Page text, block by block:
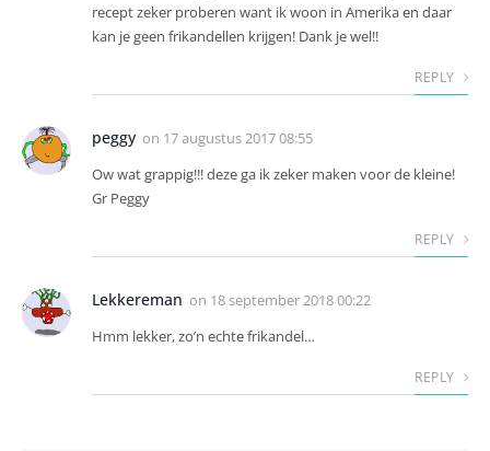
recept zeker proberen want ik woon in Amerika en daar
kan je geen frikandellen krijgen! Dank je wel!!
REPLY
peggy on 17 augustus 2017 08:55
Ow wat grappig!!! deze ga ik zeker maken voor de kleine!
Gr Peggy
REPLY
Lekkereman on 18 september 2018 00:22
Hmm lekker, zo’n echte frikandel…
REPLY